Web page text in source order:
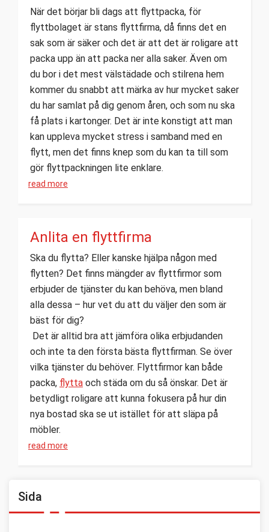
När det börjar bli dags att flyttpacka, för
flyttbolaget är stans flyttfirma, då finns det en
sak som är säker och det är att det är roligare att
packa upp än att packa ner alla saker. Även om
du bor i det mest välstädade och stilrena hem
kommer du snabbt att märka av hur mycket saker
du har samlat på dig genom åren, och som nu ska
få plats i kartonger. Det är inte konstigt att man
kan uppleva mycket stress i samband med en
flytt, men det finns knep som du kan ta till som
gör flyttpackningen lite enklare.
read more
Anlita en flyttfirma
Ska du flytta? Eller kanske hjälpa någon med
flytten? Det finns mängder av flyttfirmor som
erbjuder de tjänster du kan behöva, men bland
alla dessa – hur vet du att du väljer den som är
bäst för dig?
Det är alltid bra att jämföra olika erbjudanden
och inte ta den första bästa flyttfirman. Se över
vilka tjänster du behöver. Flyttfirmor kan både
packa, flytta och städa om du så önskar. Det är
betydligt roligare att kunna fokusera på hur din
nya bostad ska se ut istället för att släpa på
möbler.
read more
Sida